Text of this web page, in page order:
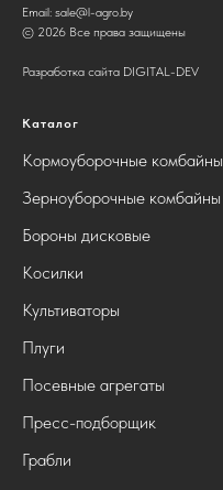
Email: sale@l-agro.by
© 2026 Все права защищены
Разработка сайта DIGITAL-DEV
Каталог
Кормоуборочные комбайны
Зерноуборочные комбайны
Бороны дисковые
Косилки
Культиваторы
Плуги
Посевные агрегаты
Пресс-подборщик
Грабли